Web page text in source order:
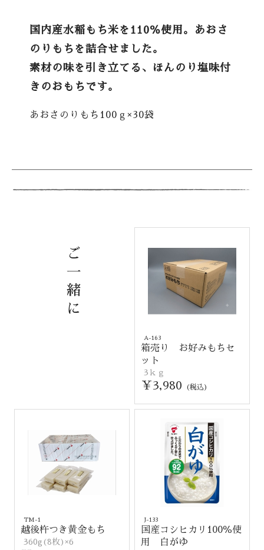
国内産水稲もち米を110％使用。あおさ
のりもちを詰合せました。
素材の味を引き立てる、ほんのり塩味付
きのおもちです。
あおさのりもち100ｇ×30袋
ご
一
緒
に
A-163
箱売り お好みもちセ
ット
3ｋｇ
￥3,980 (税込)
TM-1
越後杵つき黄金もち
360g(8枚)×6
J-133
国産コシヒカリ100％使
用 白がゆ